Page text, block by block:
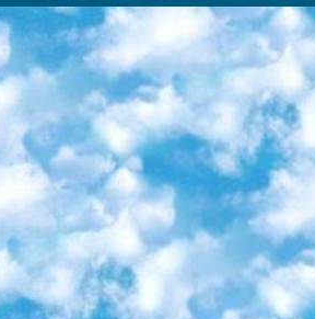
темами. Среди них, к примеру, есть серии «Биоинформатика и геномика», «Культура средневековой Скандинавии» и Cinema Studies о теории кино. Каждая подборка лекций — логически связанная история, рассказанная экспертом от первого лица. Кроме того, на сайте появляются научно-образовательные статьи и тесты на разные темы. 7. «Newочём» Команда проекта «Newочём» отбирает самые интересные тексты из англоязычных СМИ и переводит те из них, за которые голосуют участники сообщества «ВКонтакте». По большей части это научно-популярные статьи. Редакторы придумывают лишь заголовки, в остальном содержание переводов соответствует оригиналам. Полные тексты можно читать прямо в социальной сети. 8. InternetUrok Онлайн-база материалов по основным дисциплинам школьной программы. Информация на сайте структурирована по классам, предметам и темам (урокам). Каждый урок состоит из видеолекций и конспектов. Есть также интерактивные тренажёры и тесты для закрепления пройденного материала. Даже если вы давно окончили школу, возможность повторить программу старших классов всегда может пригодиться. 9. Edutainme Ещё один ресурс об образовании. В отличие от Newtonew, как мне кажется, Edutainme больше ориентируется на представителей индустрии: педагогов, предпринимателей, разработчиков образовательных проектов. Но и любой, кто просто стремится к саморазвитию, найдёт на сайте много полезного и интересного для себя. Например, информацию о новых курсах и образовательных сервисах. 10. Newtonew Онлайн-медиа об образовании и обучении в широком смысле. Авторы Newtonew пишут об инструментах, заведениях, тактиках и стратегиях, которые помогают учить других и получать новые знания самостоятельно. На этой площадке вы найдёте новости, обзоры, аналитические мат